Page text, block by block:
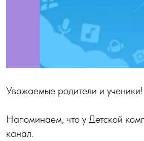
Уважаемые родители и ученики!
Напоминаем, что у Детской
канал.